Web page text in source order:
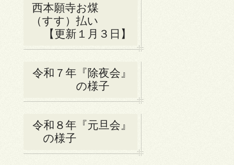
西本願寺お煤
（すす）払い
【更新１月３日】
令和７年『除夜会』
の様子
令和８年『元旦会』
の様子